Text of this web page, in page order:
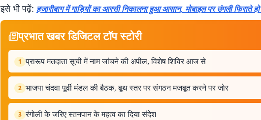
इसे भी पढ़ें: हजारीबाग में गाड़ियों का आरसी निकालना हुआ आसान, मोबाइल पर उंगली फिराते
प्रभात खबर डिजिटल टॉप स्टोरी
1 प्रारूप मतदाता सूची में नाम जांचने की अपील, विशेष शिविर आज से
2 भाजपा चंदवा पूर्वी मंडल की बैठक, बूथ स्तर पर संगठन मजबूत करने पर जोर
3 रंगोली के जरिए स्तनपान के महत्व का दिया संदेश